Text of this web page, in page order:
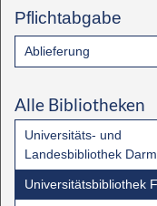
Pflichtabgabe
Ablieferung
Alle Bibliotheken
Universitäts- und
Landesbibliothek
Universitätsbibliothek